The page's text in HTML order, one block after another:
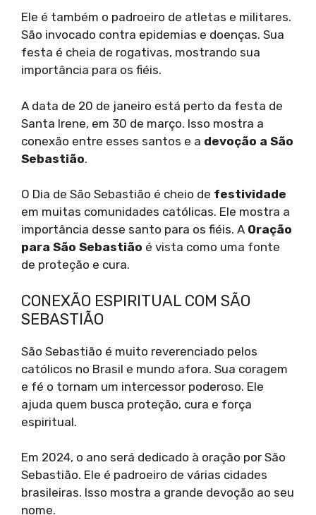
Ele é também o padroeiro de atletas e militares.
São invocado contra epidemias e doenças. Sua
festa é cheia de rogativas, mostrando sua
importância para os fiéis.
A data de 20 de janeiro está perto da festa de
Santa Irene, em 30 de março. Isso mostra a
conexão entre esses santos e a devoção a São
Sebastião.
O Dia de São Sebastião é cheio de festividade
em muitas comunidades católicas. Ele mostra a
importância desse santo para os fiéis. A Oração
para São Sebastião é vista como uma fonte
de proteção e cura.
CONEXÃO ESPIRITUAL COM SÃO
SEBASTIÃO
São Sebastião é muito reverenciado pelos
católicos no Brasil e mundo afora. Sua coragem
e fé o tornam um intercessor poderoso. Ele
ajuda quem busca proteção, cura e força
espiritual.
Em 2024, o ano será dedicado à oração por São
Sebastião. Ele é padroeiro de várias cidades
brasileiras. Isso mostra a grande devoção ao seu
nome.